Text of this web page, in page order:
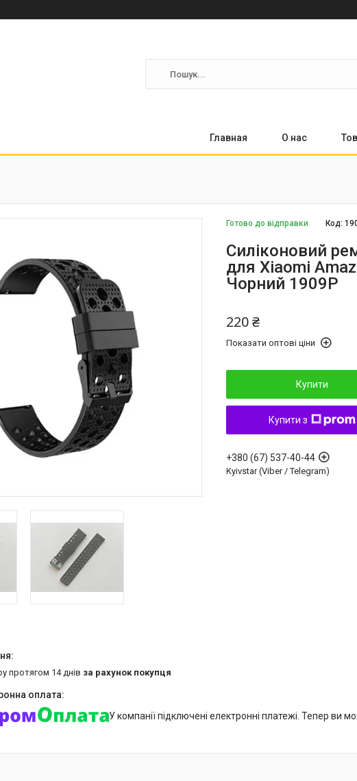
Главная О нас
Готово до відправки Код:
Силіконовий
для Xiaomi
Чорний 1909P
220 ₴
Показати оптові ціни
Купити
Купити з
+380 (67) 537-40-44
Kyivstar (Viber / Telegram)
протягом 14 днів за рахунок покупця
У компанії підключені електронні платежі. Тепер ви